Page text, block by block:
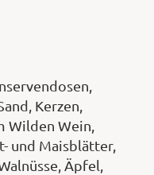
Kerzen,
Wilden Wein,
und Maisblätter,
Äpfel,